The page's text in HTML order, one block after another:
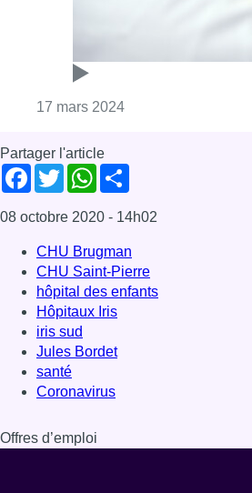
17 mars 2024Consulter l'article
Partager l'article
Facebook
TwitterWhatsApp
08 octobre 2020 - 14h02
CHU Brugman
CHU Saint-Pierre
hôpital des enfants
Hôpitaux Iris
iris sud
Jules Bordet
santé
Coronavirus
Offres d’emploi